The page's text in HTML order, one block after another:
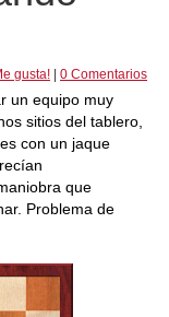
gusta! 0 Comentarios
un equipo muy
sitios del tablero,
con un jaque
que
Problema de